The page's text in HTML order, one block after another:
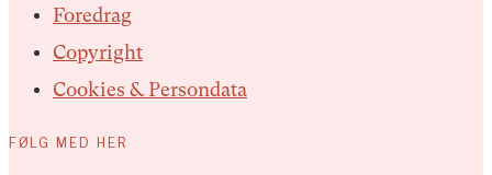
Foredrag
Copyright
Cookies & Persondata
FØLG MED HER